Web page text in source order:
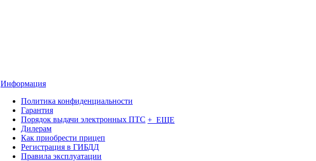
Информация
Политика конфиденциальности
Гарантия
Порядок выдачи электронных ПТС
Дилерам
Как приобрести прицеп
Регистрация в ГИБДД
Правила эксплуатации
+ ЕЩЕ